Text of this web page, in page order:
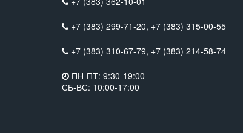
+7 (383) 299-71-20, +7 (383) 315-00-55
+7 (383) 310-67-79, +7 (383) 214-58-74
ПН-ПТ: 9:30-19:00
СБ-ВС: 10:00-17:00